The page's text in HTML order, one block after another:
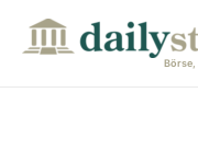
Börse,